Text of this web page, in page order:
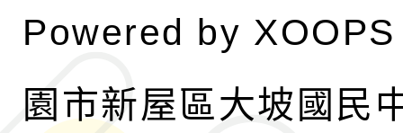
Powered by XOOPS
園市新屋區大坡國民